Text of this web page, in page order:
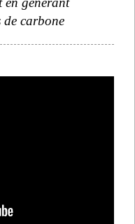
de carbone